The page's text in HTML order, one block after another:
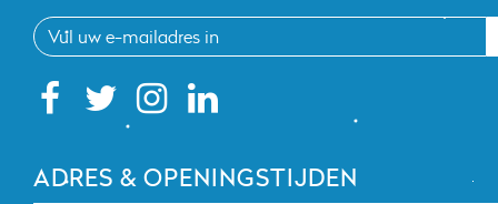
ADRES & OPENINGSTIJDEN